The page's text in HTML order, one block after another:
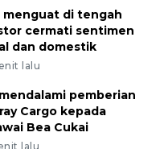
menguat di tengah
cermati sentimen
dan domestik
lalu
pemberian
Cargo kepada
Bea Cukai
lalu